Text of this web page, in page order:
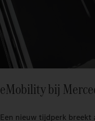
eMobility bij
Een nieuw tijdperk